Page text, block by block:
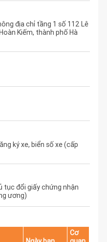
địa chỉ tầng 1 số 112 Lê
Kiếm, thành phố Hà
ký xe, biển số xe (cấp
tục đổi giấy chứng nhận
ương)
Cơ